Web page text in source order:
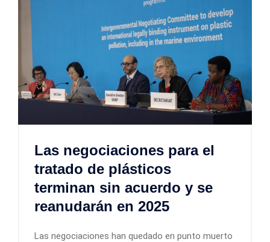
Las negociaciones para el
tratado de plásticos
terminan sin acuerdo y se
reanudarán en 2025
Las negociaciones han quedado en punto muerto